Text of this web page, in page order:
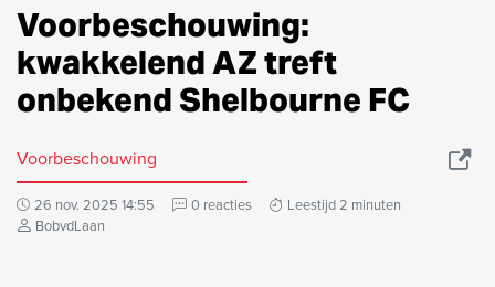
Voorbeschouwing:
kwakkelend AZ treft
onbekend Shelbourne FC
Voorbeschouwing
26 nov. 2025 14:55 0 reacties
Leestijd 2 minuten
BobvdLaan